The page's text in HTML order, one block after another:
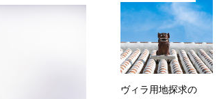
ヴィラ用地探求の